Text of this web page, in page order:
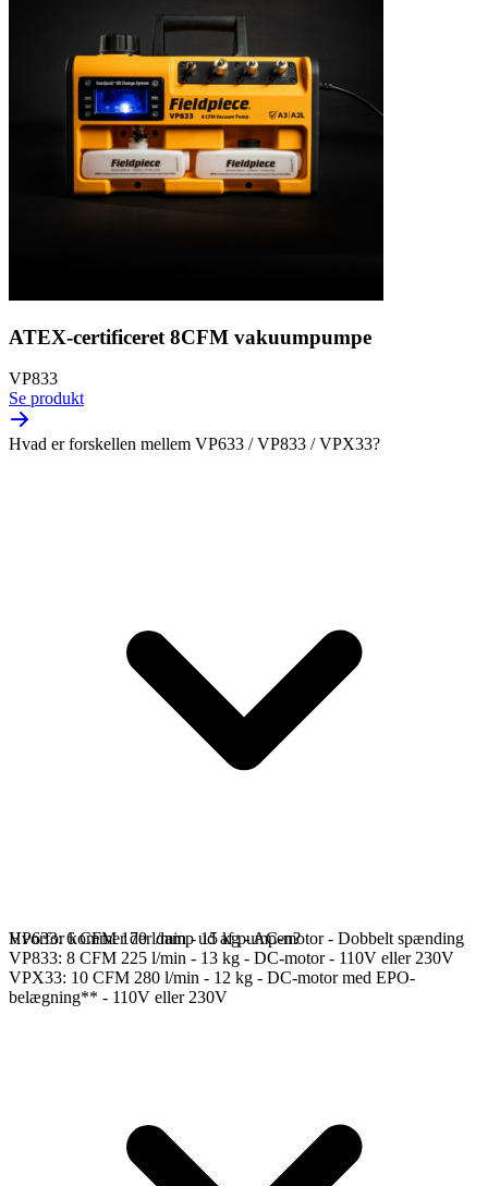
ATEX-certificeret 8CFM vakuumpumpe
VP833
Se produkt
Hvad er forskellen mellem VP633 / VP833 / VPX33?
VP633: 6 CFM 170 l/min - 15 kg - AC-motor - Dobbelt spænding
VP833: 8 CFM 225 l/min - 13 kg - DC-motor - 110V eller 230V
VPX33: 10 CFM 280 l/min - 12 kg - DC-motor med EPO-
belægning** - 110V eller 230V
Hvorfor kommer der damp ud af pumpen?